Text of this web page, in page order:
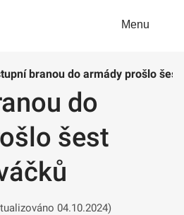
Menu
branou do armády prošlo
do
šest
04.10.2024)